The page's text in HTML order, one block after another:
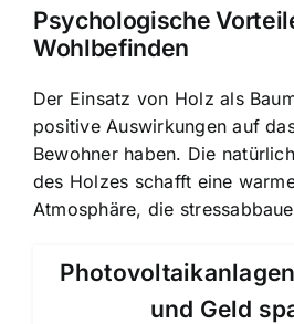
Psychologische
Wohlbefinden
Der Einsatz von Holz als
positive Auswirkungen auf
Bewohner haben. Die
des Holzes schafft eine
Atmosphäre, die
und Geld